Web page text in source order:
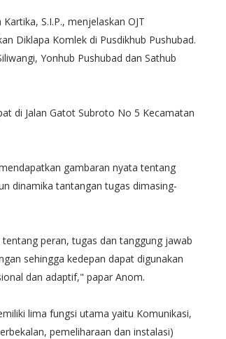
S.I.P., menjelaskan OJT
Diklapa Komlek di Pusdikhub Pushubad.
Yonhub Pushubad dan Sathub
di Jalan Gatot Subroto No 5 Kecamatan
gambaran nyata tentang
dinamika tantangan tugas dimasing-
peran, tugas dan tanggung jawab
sehingga kedepan dapat digunakan
dan adaptif," papar Anom.
lima fungsi utama yaitu Komunikasi,
pemeliharaan dan instalasi)